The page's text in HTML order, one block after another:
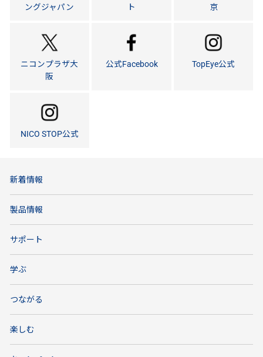
ングジャパン
ト
京
ニコンプラザ大
阪
公式Facebook TopEye公式
NICO STOP公式
新着情報
製品情報
サポート
学ぶ
つながる
楽しむ